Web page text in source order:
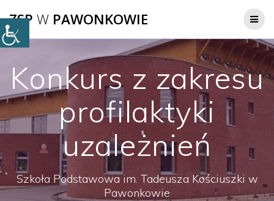
do
ZSP W PAWONKOWIE
Konkurs z zakresu
profilaktyki
uzależnień
Szkoła Podstawowa im. Tadeusza Kościuszki w
Pawonkowie